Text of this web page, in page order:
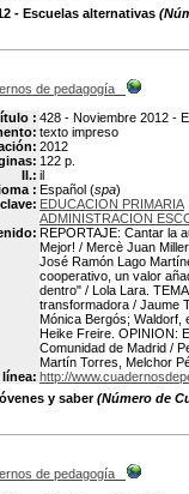
- Escuelas alternativas
de pedagogía
: 428 - Noviembre 2012 -
texto impreso
2012
122 p.
Il.: il
: Español (spa)
EDUCACION PRIMARIA
ADMINISTRACION
REPORTAJE: Cantar la
Mejor! / Mercè Juan
José Ramón Lago
cooperativo, un valor
dentro" / Lola Lara.
transformadora / Jaume
Mónica Bergós; Waldorf,
Heike Freire. OPINION:
Comunidad de Madrid /
Martín Torres, Melchor
línea: http://
y saber(Número de
de pedagogía